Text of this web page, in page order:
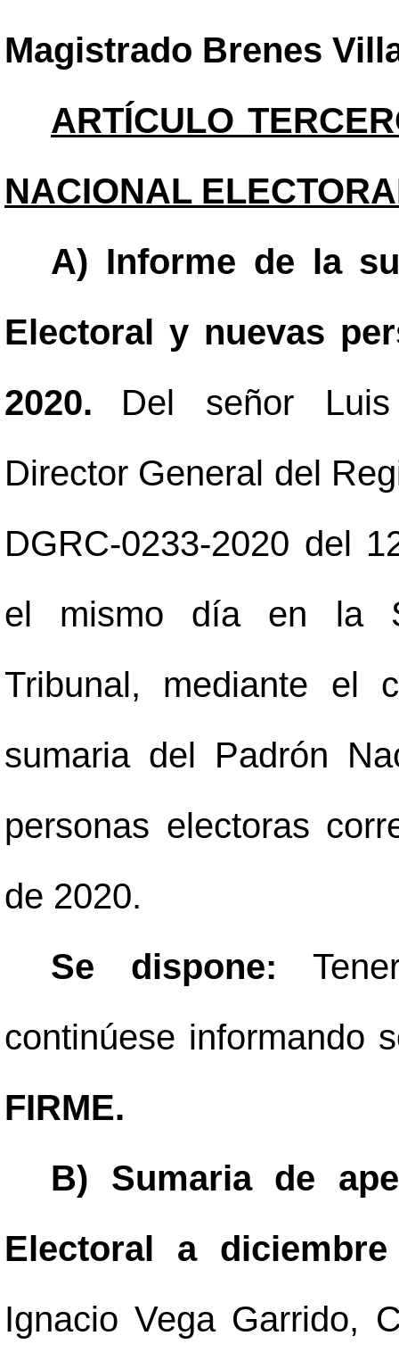
Magistrado Brenes
ARTÍCULO
NACIONAL
A) Informe de la
Electoral y nuevas
2020.
Del señor
Director General del
DGRC-0233-2020 del
el mismo día en la
Tribunal, mediante el
sumaria del Padrón
personas electoras
de 2020.
Se dispone:
continúese informando
FIRME.
B) Sumaria de
Electoral a
Ignacio Vega Garrido,